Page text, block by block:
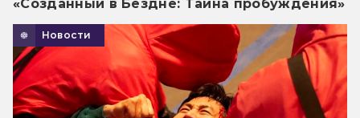
«Созданный в Бездне: Тайна пробуждения»
Новости